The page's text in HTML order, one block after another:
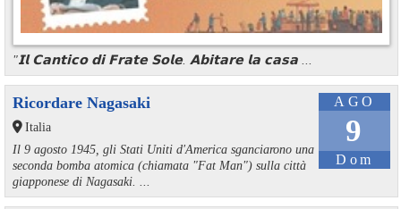
"𝗜𝗹 𝗖𝗮𝗻𝘁𝗶𝗰𝗼 𝗱𝗶 𝗙𝗿𝗮𝘁𝗲 𝗦𝗼𝗹𝗲. 𝗔𝗯𝗶𝘁𝗮𝗿𝗲 𝗹𝗮 𝗰𝗮𝘀𝗮 ...
AGO
9
Dom
Ricordare Nagasaki
Italia
Il 9 agosto 1945, gli Stati Uniti d'America sganciarono una
seconda bomba atomica (chiamata "Fat Man") sulla città
giapponese di Nagasaki. ...